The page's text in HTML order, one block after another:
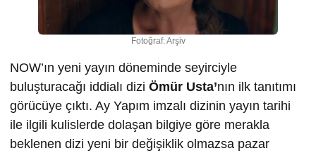
Fotoğraf: Arşiv
NOW’ın yeni yayın döneminde seyirciyle
buluşturacağı iddialı dizi Ömür Usta’nın ilk tanıtımı
görücüye çıktı. Ay Yapım imzalı dizinin yayın tarihi
ile ilgili kulislerde dolaşan bilgiye göre merakla
beklenen dizi yeni bir değişiklik olmazsa pazar